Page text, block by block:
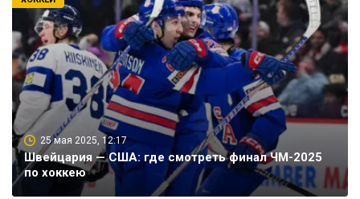
25 мая 2025, 12:17
Швейцария — США: где смотреть финал ЧМ-2025
по хоккею